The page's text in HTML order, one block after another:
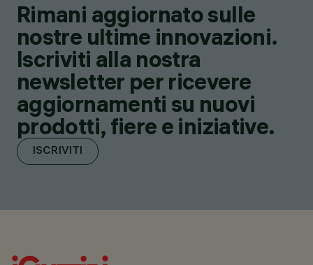
Rimani aggiornato sulle
nostre ultime innovazioni.
Iscriviti alla nostra
newsletter per ricevere
aggiornamenti su nuovi
prodotti, fiere e iniziative.
ISCRIVITI